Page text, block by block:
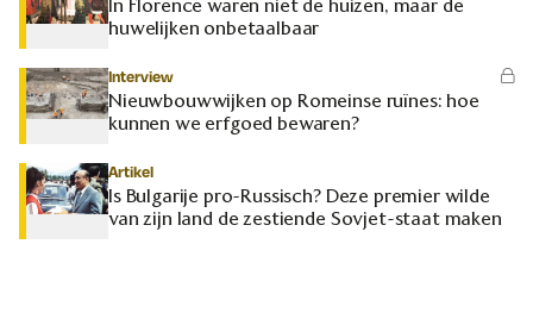
In Florence waren niet de huizen, maar de
huwelijken onbetaalbaar
Interview
Nieuwbouwwijken op Romeinse ruïnes: hoe
kunnen we erfgoed bewaren?
Artikel
Is Bulgarije pro-Russisch? Deze premier wilde
van zijn land de zestiende Sovjet-staat maken